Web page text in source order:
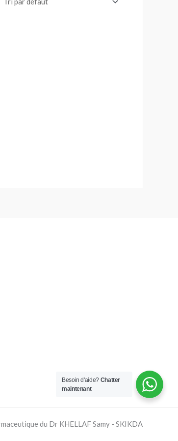
du Dr KHELLAF Samy - SKIKDA
Besoin d'aide? Chatter
maintenant